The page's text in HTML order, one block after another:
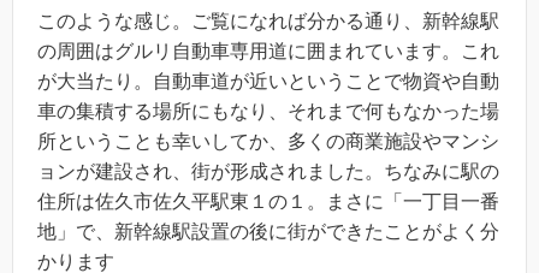
このような感じ。ご覧になれば分かる通り、新幹線駅
の周囲はグルリ自動車専用道に囲まれています。これ
が大当たり。自動車道が近いということで物資や自動
車の集積する場所にもなり、それまで何もなかった場
所ということも幸いしてか、多くの商業施設やマンシ
ョンが建設され、街が形成されました。ちなみに駅の
住所は佐久市佐久平駅東１の１。まさに「一丁目一番
地」で、新幹線駅設置の後に街ができたことがよく分
かります